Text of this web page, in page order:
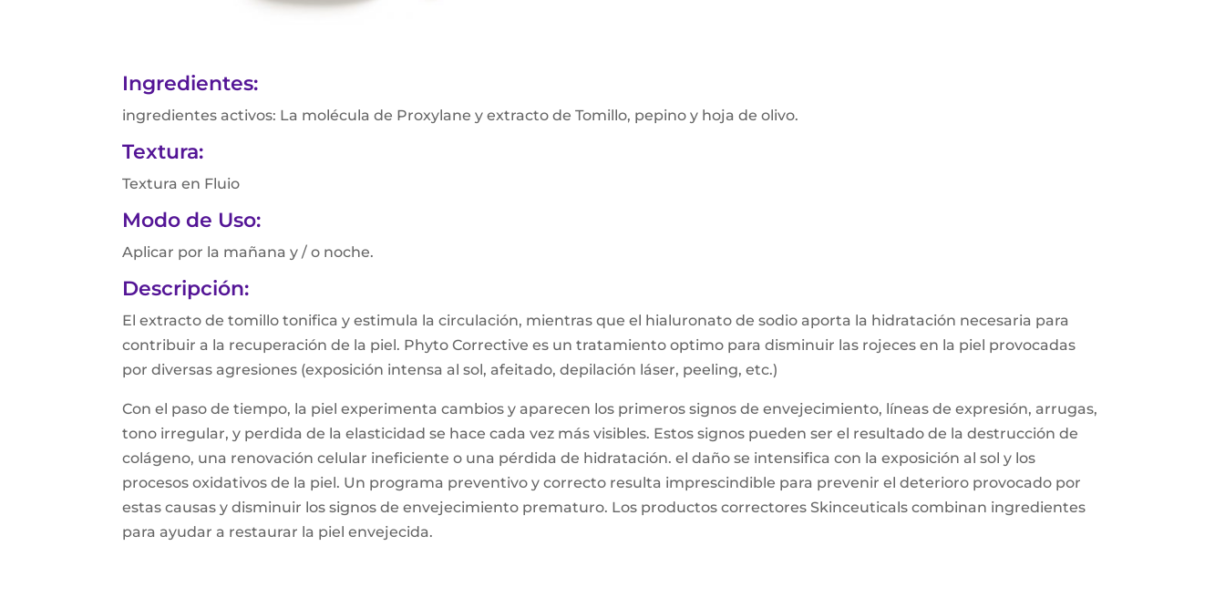
Ingredientes:
ingredientes activos: La molécula de Proxylane y extracto de Tomillo, pepino y hoja de olivo.
Textura:
Textura en Fluio
Modo de Uso:
Aplicar por la mañana y / o noche.
Descripción:
El extracto de tomillo tonifica y estimula la circulación, mientras que el hialuronato de sodio aporta la hidratación necesaria para
contribuir a la recuperación de la piel. Phyto Corrective es un tratamiento optimo para disminuir las rojeces en la piel provocadas
por diversas agresiones (exposición intensa al sol, afeitado, depilación láser, peeling, etc.)
Con el paso de tiempo, la piel experimenta cambios y aparecen los primeros signos de envejecimiento, líneas de expresión, arrugas,
tono irregular, y perdida de la elasticidad se hace cada vez más visibles. Estos signos pueden ser el resultado de la destrucción de
colágeno, una renovación celular ineficiente o una pérdida de hidratación. el daño se intensifica con la exposición al sol y los
procesos oxidativos de la piel. Un programa preventivo y correcto resulta imprescindible para prevenir el deterioro provocado por
estas causas y disminuir los signos de envejecimiento prematuro. Los productos correctores Skinceuticals combinan ingredientes
para ayudar a restaurar la piel envejecida.